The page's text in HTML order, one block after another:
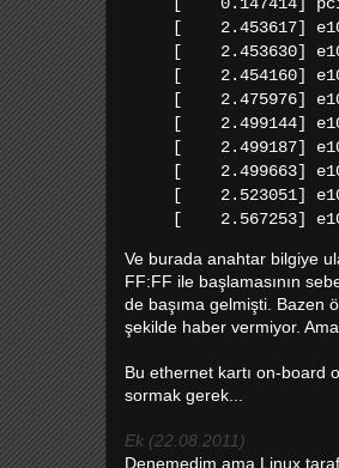
[ 2.453617]
[ 2.453630]
[ 2.454160]
[ 2.475976]
[ 2.499144]
[ 2.499187]
[ 2.499663]
[ 2.523051]
[ 2.567253]
Ve burada anahtar bilgiye
FF:FF ile başlamasının
de başıma gelmişti. Bazen
şekilde haber vermiyor.
Bu ethernet kartı on-board
sormak gerek...
Ek (22.08.2011)
Denemedim ama Linux